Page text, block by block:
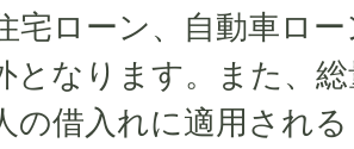
宅ローン、自動車ロ
となります。また、
の借入れに適用され